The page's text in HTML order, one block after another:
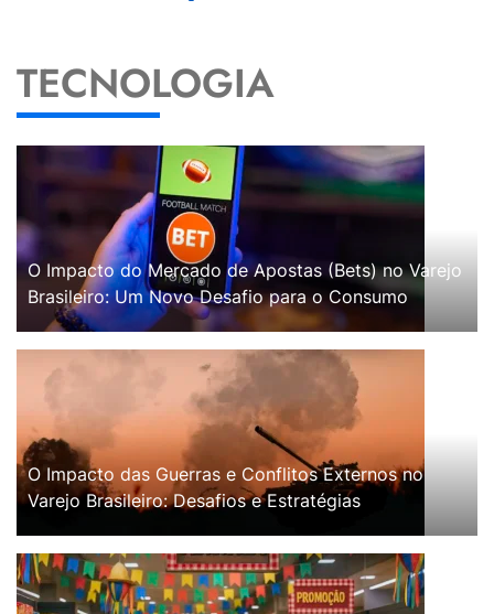
TECNOLOGIA
O Impacto do Mercado de Apostas (Bets) no Varejo
Brasileiro: Um Novo Desafio para o Consumo
O Impacto das Guerras e Conflitos Externos no
Varejo Brasileiro: Desafios e Estratégias